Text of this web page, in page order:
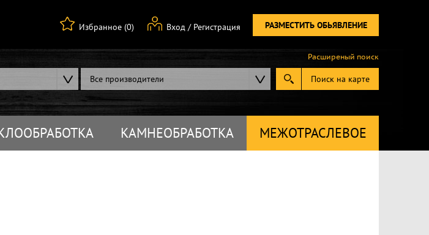
РАЗМЕСТИТЬ ОБЬЯВЛЕНИЕ
Вход / Регистрация
Избранное (0)
Все производители Поиск на карте
Расширеный поиск
КАМНЕОБРАБОТКА МЕЖОТРАСЛЕВОЕ